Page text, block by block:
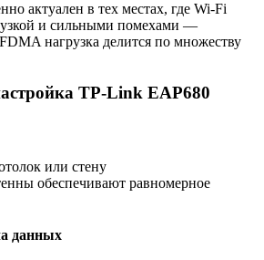
актуален в тех местах, где Wi-Fi
и сильными помехами —
нагрузка делится по множеству
TP-Link EAP680
или стену
обеспечивают равномерное
данных